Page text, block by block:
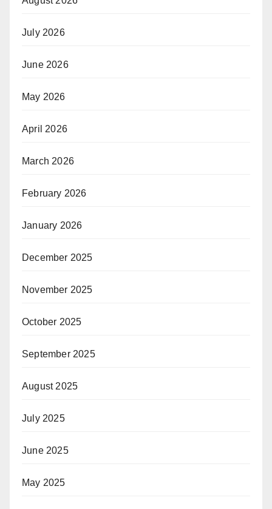
July 2026
June 2026
May 2026
April 2026
March 2026
February 2026
January 2026
December 2025
November 2025
October 2025
September 2025
August 2025
July 2025
June 2025
May 2025